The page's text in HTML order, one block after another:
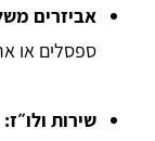
אביזרים
ספסלים או
שירות ולו״ז: